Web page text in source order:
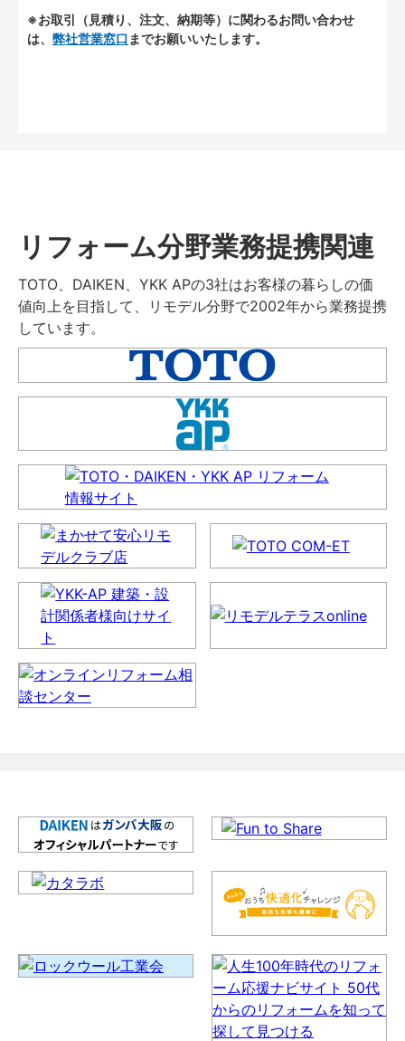
※お取引（見積り、注文、納期等）に関わるお問い合わせ
は、 弊社営業窓口 までお願いいたします。
リフォーム分野業務提携関連
TOTO、DAIKEN、YKK APの3社はお客様の暮らしの価
値向上を目指して、リモデル分野で2002年から業務提携
しています。